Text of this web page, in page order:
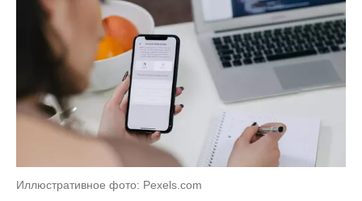
Иллюстративное фото: Pexels.com